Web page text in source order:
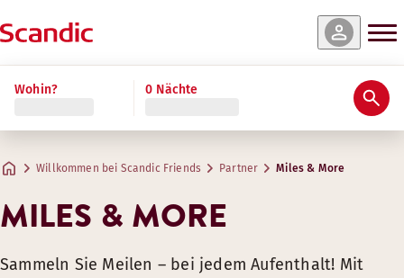
Wohin? 0 Nächte
Willkommen bei Scandic Friends Partner Miles & More
MILES & MORE
Sammeln Sie Meilen – bei jedem Aufenthalt! Mit